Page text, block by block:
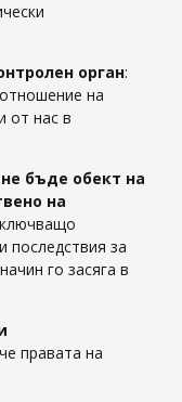
орган:
на
от нас в
бъде обект на
на
последствия за
го засяга в
правата на